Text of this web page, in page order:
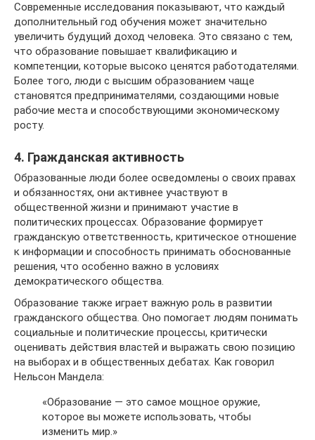
Современные исследования показывают, что каждый
дополнительный год обучения может значительно
увеличить будущий доход человека. Это связано с тем,
что образование повышает квалификацию и
компетенции, которые высоко ценятся работодателями.
Более того, люди с высшим образованием чаще
становятся предпринимателями, создающими новые
рабочие места и способствующими экономическому
росту.
4. Гражданская активность
Образованные люди более осведомлены о своих правах
и обязанностях, они активнее участвуют в
общественной жизни и принимают участие в
политических процессах. Образование формирует
гражданскую ответственность, критическое отношение
к информации и способность принимать обоснованные
решения, что особенно важно в условиях
демократического общества.
Образование также играет важную роль в развитии
гражданского общества. Оно помогает людям понимать
социальные и политические процессы, критически
оценивать действия властей и выражать свою позицию
на выборах и в общественных дебатах. Как говорил
Нельсон Мандела:
«Образование — это самое мощное оружие,
которое вы можете использовать, чтобы
изменить мир.»